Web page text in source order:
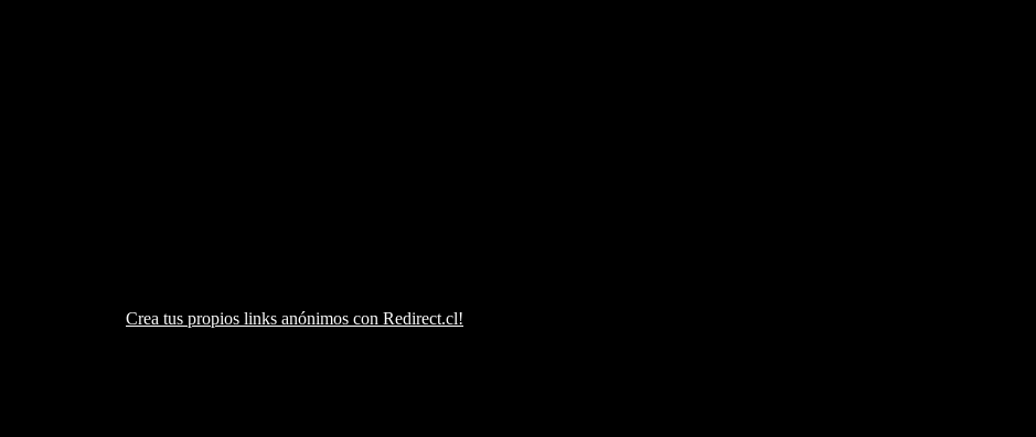
Crea tus propios links anónimos con Redirect.cl!